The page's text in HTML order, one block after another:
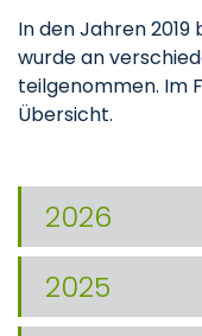
In den Jahren 2019
wurde an
teilgenommen. Im
Übersicht.
2026
2025